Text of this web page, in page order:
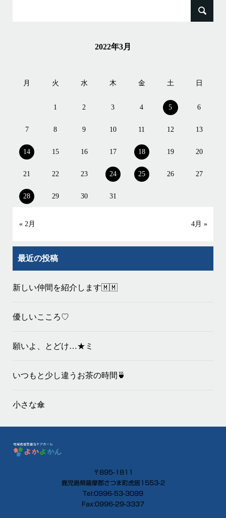
2022年3月
月 火 水 木 金 土 日
1 2 3 4 5 6
7 8 9 10 11 12 13
14 15 16 17 18 19 20
21 22 23 24 25 26 27
28 29 30 31
« 2月 4月 »
最近の投稿
新しい仲間を紹介します🇲🇲
優しいこころ♡
願いよ、とどけ…★ミ
いつもと少し違うお茶の時間🍵
小さな傘
〒895-1811
鹿児島県薩摩郡さつま町虎居1553-2
Tel:0996-53-3099
Fax:0996-29-3337